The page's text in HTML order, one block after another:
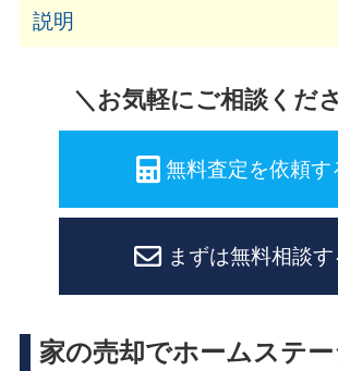
説明
＼お気軽にご相談くだ
無料査定を依頼す
まずは無料相談す
家の売却でホームステ